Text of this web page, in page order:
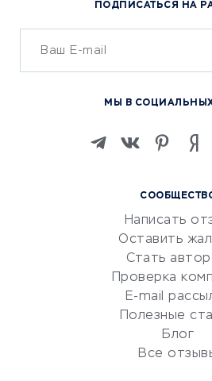
Сервисы доставки
ОБУЧЕНИЕ И РАБОТА
Изучение иностранных
Маркетинг и продажи
Репетиторство
Красота и здоровье
Сервисы по поиску работы
Сетевой маркетинг
УСЛУГИ ДЛЯ БИЗНЕСА
Написать
Оставить
Стать
Проверка
E-mail
Полезные
Блог
Все
ПОДПИСАТЬСЯ НА
МЫ В